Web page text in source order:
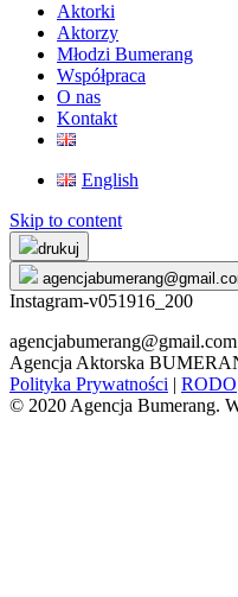
Aktorki
Aktorzy
Młodzi Bumerang
Współpraca
O nas
Kontakt
English
Skip to content
drukuj
Instagram-v051916_200
agencjabumerang@gmail.com
Agencja Aktorska
Polityka Prywatności | RODO
© 2020 Agencja Bumerang.